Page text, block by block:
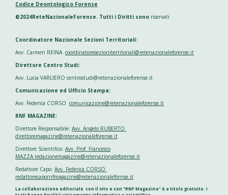
Codice Deontologico Forense
©2024ReteNazionaleForense. Tutti i Diritti sono riservati
Coordinatore Nazionale Sezioni Territoriali:
Avv. Carmen REINA coordinatoresezioniterritoriali@retenazionaleforense.it
Direttore Centro Studi:
Avv. Lucia VARLIERO centrostudi@retenazionaleforense.it
Comunicazione ed Ufficio Stampa:
Avv. Federica CORSO comunicazione@retenazionaleforense.it
RNF MAGAZINE:
Direttore Responsabile: Avv. Angelo RUBERTO
direttoremagazine@retenazionaleforense.it
Direttore Scientifico: Avv. Prof. Francesco
MAZZA redazionemagazine@retenazionaleforense.it
Redattore Capo: Avv. Federica CORSO
redattorecapornfmagazine@retenazionalefornse.it
La collaborazione editoriale con il sito e con "RNF Magazine" è a titolo gratuito. I